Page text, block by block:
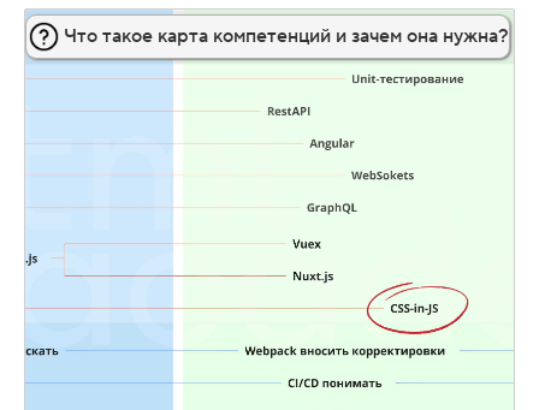
Что такое карта компетенций и зачем она нужна?